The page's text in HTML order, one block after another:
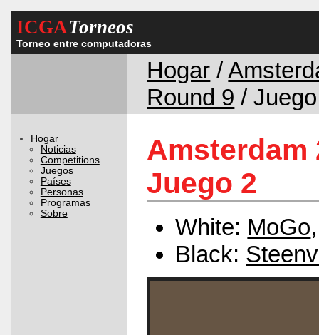
ICGATorneos
Torneo entre computadoras
Hogar /
Round 9 /
Hogar
Noticias
Competitions
Juegos
Países
Personas
Programas
Sobre
Amsterdam
Juego 2
White: MoGo
Black: